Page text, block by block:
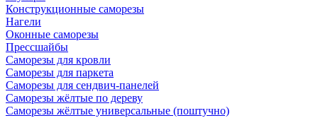
Конструкционные саморезы
Нагели
Оконные саморезы
Прессшайбы
Саморезы для кровли
Саморезы для паркета
Саморезы для сендвич-панелей
Саморезы жёлтые по дереву
Саморезы жёлтые универсальные (поштучно)